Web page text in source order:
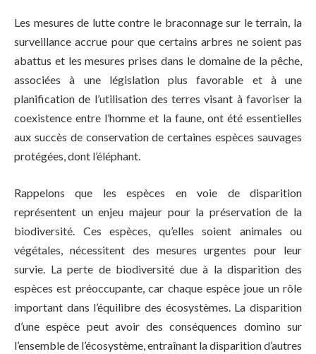
Les mesures de lutte contre le braconnage sur le terrain, la
surveillance accrue pour que certains arbres ne soient pas
abattus et les mesures prises dans le domaine de la pêche,
associées à une législation plus favorable et à une
planification de l’utilisation des terres visant à favoriser la
coexistence entre l’homme et la faune, ont été essentielles
aux succès de conservation de certaines espèces sauvages
protégées, dont l’éléphant.
Rappelons que les espèces en voie de disparition
représentent un enjeu majeur pour la préservation de la
biodiversité. Ces espèces, qu’elles soient animales ou
végétales, nécessitent des mesures urgentes pour leur
survie. La perte de biodiversité due à la disparition des
espèces est préoccupante, car chaque espèce joue un rôle
important dans l’équilibre des écosystèmes. La disparition
d’une espèce peut avoir des conséquences domino sur
l’ensemble de l’écosystème, entraînant la disparition d’autres